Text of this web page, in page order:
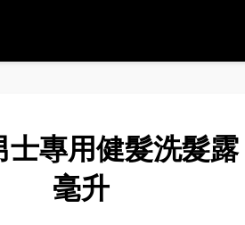
專用健髮洗髮
毫升